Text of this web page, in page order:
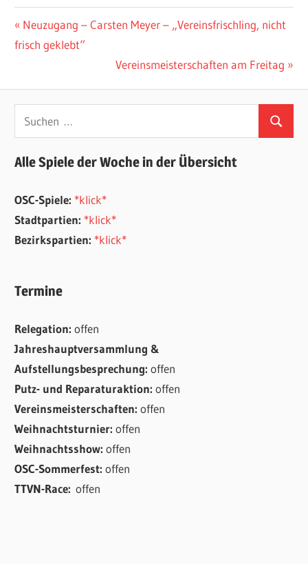
Beitragsnavigation
Vorheriger
Beitrag:
Neuzugang – Carsten Meyer – „Vereinsfrischling, nicht
frisch geklebt“
Nächster
Vereinsmeisterschaften am Freitag
Suchen
nach:
Suchen
Alle Spiele der Woche in der Übersicht
OSC-Spiele: *klick*
Stadtpartien: *klick*
Bezirkspartien: *klick*
Termine
Relegation:offen
Jahreshauptversammlung &
Aufstellungsbesprechung:offen
Putz- und Reparaturaktion:offen
Vereinsmeisterschaften:offen
Weihnachtsturnier:offen
Weihnachtsshow:offen
OSC-Sommerfest:offen
TTVN-Race:offen